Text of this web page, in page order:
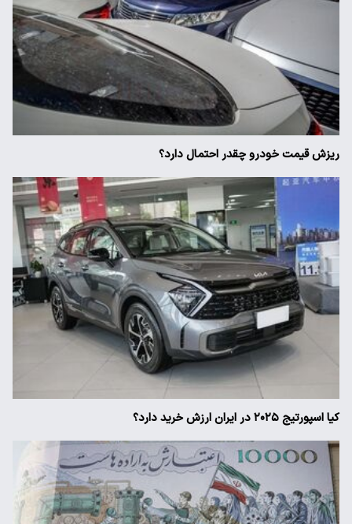
ریزش قیمت خودرو چقدر احتمال دارد؟
کیا اسپورتیج ۲۰۲۵ در ایران ارزش خرید دارد؟